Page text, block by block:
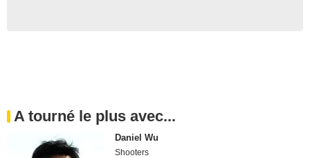
A tourné le plus avec...
Daniel Wu
Shooters